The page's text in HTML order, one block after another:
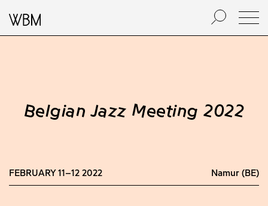
Belgian Jazz Meeting 2022
FEBRUARY 11–12 2022 Namur (BE)